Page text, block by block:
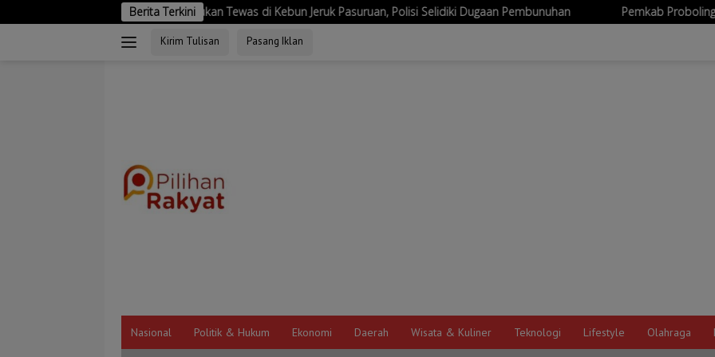
ke
Berita Terkini
71 Tahun Ditemukan Tewas di Kebun Jeruk Pasuruan, Polisi Selidiki Dugaan Pembunuhan Pemkab Probolinggo Siapkan
Kirim Tulisan Pasang Iklan
Nasional Politik & Hukum Ekonomi Daerah Wisata & Kuliner Teknologi Lifestyle Olahraga